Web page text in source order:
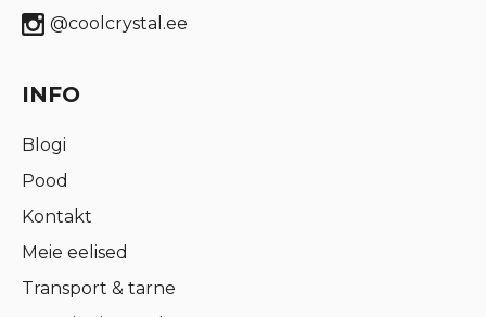
@coolcrystal.ee
INFO
Blogi
Pood
Kontakt
Meie eelised
Transport & tarne